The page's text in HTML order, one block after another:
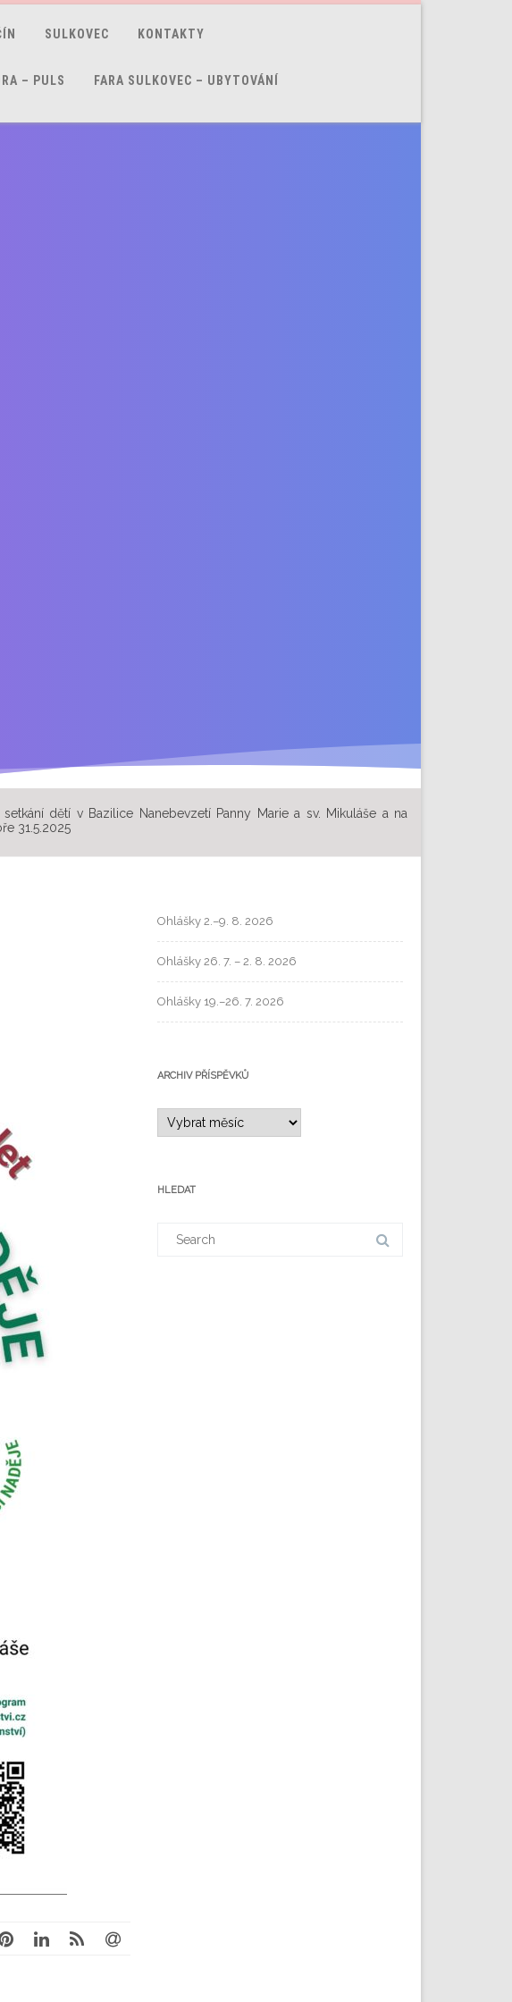
SULKOVEC KONTAKTY
– PULS FARA SULKOVEC – UBYTOVÁNÍ
setkání dětí v Bazilice Nanebevzetí Panny Marie a sv. Mikuláše a na
31.5.2025
Ohlášky 2.–9. 8. 2026
Ohlášky 26. 7. – 2. 8. 2026
Ohlášky 19.–26. 7. 2026
ARCHIV PŘÍSPĚVKŮ
HLEDAT